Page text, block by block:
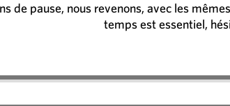
de pause, nous revenons, avec les
temps est essentiel,